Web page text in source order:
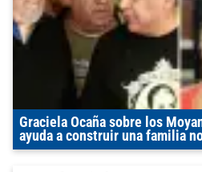
Graciela Ocaña sobre los
ayuda a construir una familia